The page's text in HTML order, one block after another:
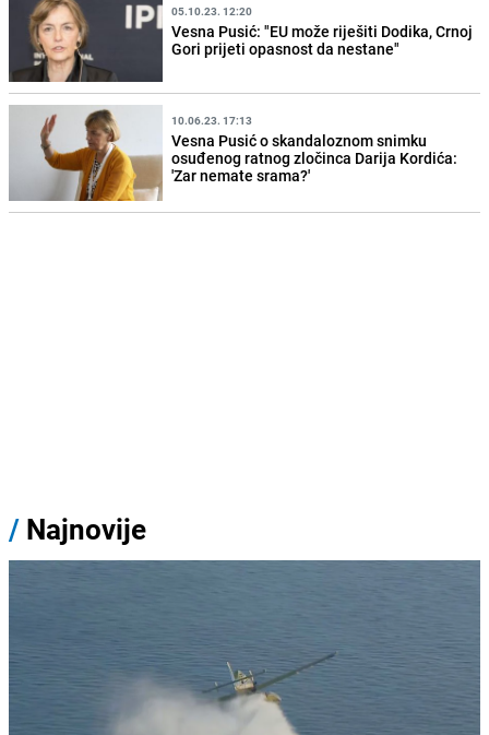
05.10.23. 12:20
Vesna Pusić: "EU može riješiti Dodika, Crnoj
Gori prijeti opasnost da nestane"
10.06.23. 17:13
Vesna Pusić o skandaloznom snimku
osuđenog ratnog zločinca Darija Kordića:
'Zar nemate srama?'
/ Najnovije